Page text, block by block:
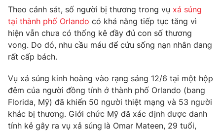
Nhân vật
Khán giả
Giải sao mai
Âm nhạc
Sao
Đời sống
Du lịch
Làm đẹp
Giáo dục
Tuyển sinh
Học trực tuyến
Công nghệ
Hitech Công nghệ tương lai
Sản phẩm
Thị trường
Giao lưu trực tuyến
Lịch phát sóng
Theo cảnh sát, số người bị thương trong vụ xả súng
tại thành phố Orlando có khả năng tiếp tục tăng vì
hiện vẫn chưa có thống kê đầy đủ con số thương
vong. Do đó, nhu cầu máu để cứu sống nạn nhân đang
rất cấp bách.
Vụ xả súng kinh hoàng vào rạng sáng 12/6 tại một hộp
đêm của người đồng tính ở thành phố Orlando (bang
Florida, Mỹ) đã khiến 50 người thiệt mạng và 53 người
khác bị thương. Giới chức Mỹ đã xác định được danh
tính kẻ gây ra vụ xả súng là Omar Mateen, 29 tuổi,